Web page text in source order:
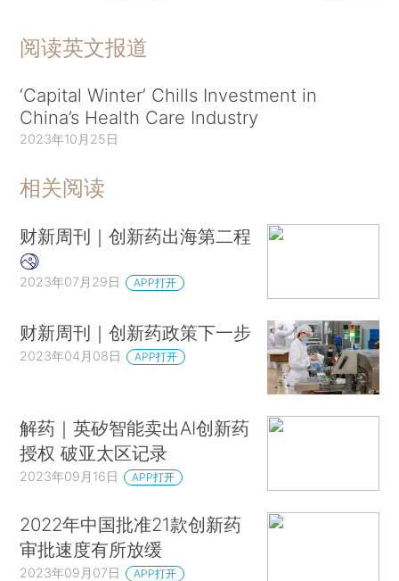
阅读英文报道
‘Capital Winter’ Chills Investment in
China’s Health Care Industry
2023年10月25日
相关阅读
财新周刊｜创新药出海第二程
2023年07月29日 APP打开
财新周刊｜创新药政策下一步
2023年04月08日 APP打开
解药｜英矽智能卖出AI创新药
授权 破亚太区记录
2023年09月16日 APP打开
2022年中国批准21款创新药
审批速度有所放缓
2023年09月07日 APP打开